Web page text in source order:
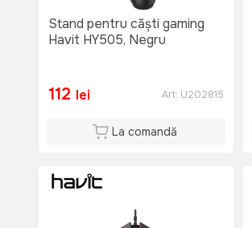
Stand pentru căști gaming
Havit HY505, Negru
112 lei Art: U202815
La comandă